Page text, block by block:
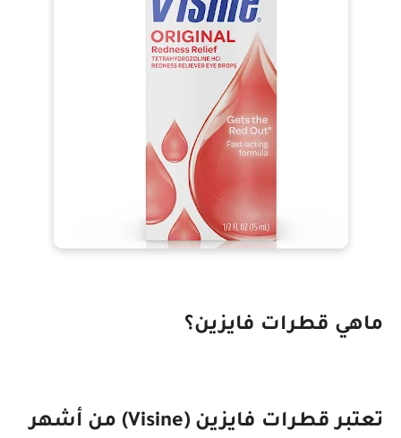
قطرات فايزين؟
تعتبر قطرات فايزين (Visine) من أشهر